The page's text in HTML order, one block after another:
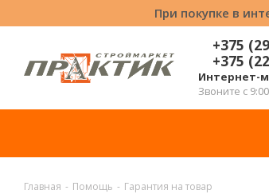
При покупке в
+375
+375
Интернет-
Звоните с
Главная - Помощь - Гарантия на товар